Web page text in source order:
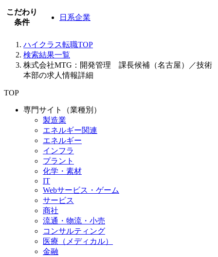
こだわり
条件
日系企業
ハイクラス転職TOP
検索結果一覧
株式会社MTG：開発管理 課長候補（名古屋）／技術
本部の求人情報詳細
TOP
専門サイト（業種別）
製造業
エネルギー関連
エネルギー
インフラ
プラント
化学・素材
IT
Webサービス・ゲーム
サービス
商社
流通・物流・小売
コンサルティング
医療（メディカル）
金融